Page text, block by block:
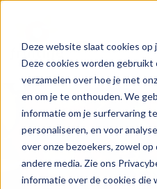
Deze website slaat cookies op
Deze cookies worden
verzamelen over hoe je met
en om je te onthouden. We
informatie om je surfervaring
personaliseren, en voor
over onze bezoekers, zowel op
andere media. Zie ons
informatie over de cookies die